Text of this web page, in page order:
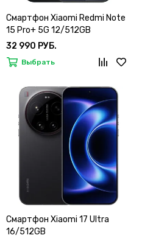
Смартфон Xiaomi Redmi Note
15 Pro+ 5G 12/512GB
32 990 РУБ.
Выбрать
Смартфон Xiaomi 17 Ultra
16/512GB